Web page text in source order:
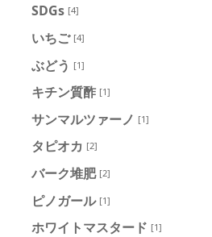
SDGs [4]
いちご [4]
ぶどう [1]
キチン質酢 [1]
サンマルツァーノ [1]
タピオカ [2]
バーク堆肥 [2]
ピノガール [1]
ホワイトマスタード [1]